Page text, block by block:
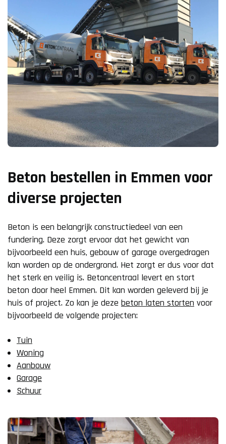
Beton bestellen in Emmen voor
diverse projecten
Beton is een belangrijk constructiedeel van een
fundering. Deze zorgt ervoor dat het gewicht van
bijvoorbeeld een huis, gebouw of garage overgedragen
kan worden op de ondergrond. Het zorgt er dus voor dat
het sterk en veilig is. Betoncentraal levert en stort
beton door heel Emmen. Dit kan worden geleverd bij je
huis of project. Zo kan je deze beton laten storten voor
bijvoorbeeld de volgende projecten:
Tuin
Woning
Aanbouw
Garage
Schuur